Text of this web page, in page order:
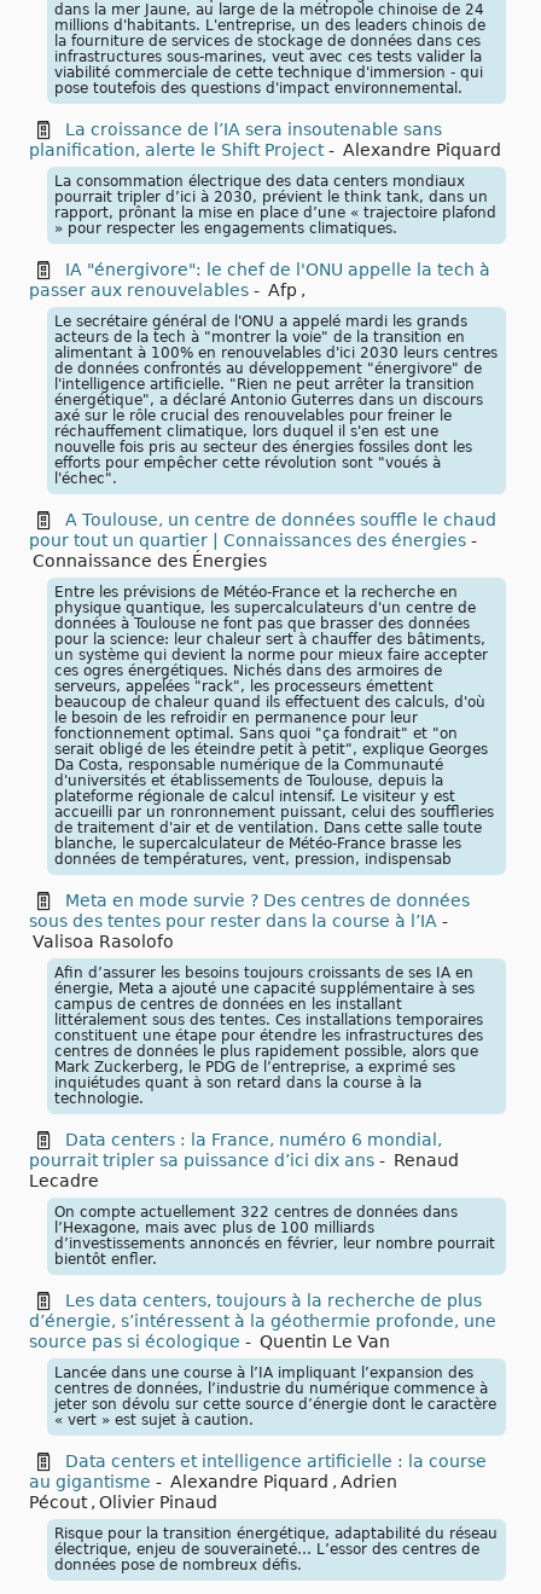
dans la mer Jaune, au large de la métropole chinoise de 24
millions d'habitants. L'entreprise, un des leaders chinois de
la fourniture de services de stockage de données dans ces
infrastructures sous-marines, veut avec ces tests valider la
viabilité commerciale de cette technique d'immersion - qui
pose toutefois des questions d'impact environnemental.
La croissance de l’IA sera insoutenable sans
planification, alerte le Shift Project- Alexandre Piquard
La consommation électrique des data centers mondiaux
pourrait tripler d’ici à 2030, prévient le think tank, dans un
rapport, prônant la mise en place d’une « trajectoire plafond
» pour respecter les engagements climatiques.
IA "énergivore": le chef de l'ONU appelle la tech à
passer aux renouvelables - Afp ,
Le secrétaire général de l'ONU a appelé mardi les grands
acteurs de la tech à "montrer la voie" de la transition en
alimentant à 100% en renouvelables d'ici 2030 leurs centres
de données confrontés au développement "énergivore" de
l'intelligence artificielle. "Rien ne peut arrêter la transition
énergétique", a déclaré Antonio Guterres dans un discours
axé sur le rôle crucial des renouvelables pour freiner le
réchauffement climatique, lors duquel il s'en est une
nouvelle fois pris au secteur des énergies fossiles dont les
efforts pour empêcher cette révolution sont "voués à
l'échec".
A Toulouse, un centre de données souffle le chaud
pour tout un quartier | Connaissances des énergies -
Connaissance des Énergies
Entre les prévisions de Météo-France et la recherche en
physique quantique, les supercalculateurs d'un centre de
données à Toulouse ne font pas que brasser des données
pour la science: leur chaleur sert à chauffer des bâtiments,
un système qui devient la norme pour mieux faire accepter
ces ogres énergétiques. Nichés dans des armoires de
serveurs, appelées "rack", les processeurs émettent
beaucoup de chaleur quand ils effectuent des calculs, d'où
le besoin de les refroidir en permanence pour leur
fonctionnement optimal. Sans quoi "ça fondrait" et "on
serait obligé de les éteindre petit à petit", explique Georges
Da Costa, responsable numérique de la Communauté
d'universités et établissements de Toulouse, depuis la
plateforme régionale de calcul intensif. Le visiteur y est
accueilli par un ronronnement puissant, celui des souffleries
de traitement d'air et de ventilation. Dans cette salle toute
blanche, le supercalculateur de Météo-France brasse les
données de températures, vent, pression, indispensab
Meta en mode survie ? Des centres de données
sous des tentes pour rester dans la course à l’IA -
Valisoa Rasolofo
Afin d’assurer les besoins toujours croissants de ses IA en
énergie, Meta a ajouté une capacité supplémentaire à ses
campus de centres de données en les installant
littéralement sous des tentes. Ces installations temporaires
constituent une étape pour étendre les infrastructures des
centres de données le plus rapidement possible, alors que
Mark Zuckerberg, le PDG de l’entreprise, a exprimé ses
inquiétudes quant à son retard dans la course à la
technologie.
Data centers : la France, numéro 6 mondial,
pourrait tripler sa puissance d’ici dix ans - Renaud
Lecadre
On compte actuellement 322 centres de données dans
l’Hexagone, mais avec plus de 100 milliards
d’investissements annoncés en février, leur nombre pourrait
bientôt enfler.
Les data centers, toujours à la recherche de plus
d’énergie, s’intéressent à la géothermie profonde, une
source pas si écologique - Quentin Le Van
Lancée dans une course à l’IA impliquant l’expansion des
centres de données, l’industrie du numérique commence à
jeter son dévolu sur cette source d’énergie dont le caractère
« vert » est sujet à caution.
Data centers et intelligence artificielle : la course
au gigantisme - Alexandre Piquard , Adrien
Pécout , Olivier Pinaud
Risque pour la transition énergétique, adaptabilité du réseau
électrique, enjeu de souveraineté… L’essor des centres de
données pose de nombreux défis.